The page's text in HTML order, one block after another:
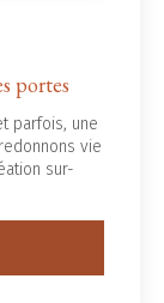
vie